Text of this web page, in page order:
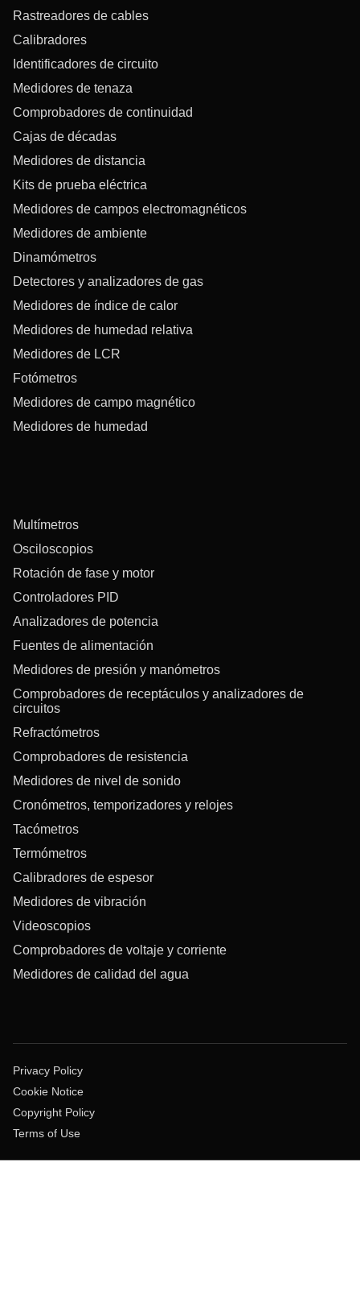
Rastreadores de cables
Calibradores
Identificadores de circuito
Medidores de tenaza
Comprobadores de continuidad
Cajas de décadas
Medidores de distancia
Kits de prueba eléctrica
Medidores de campos electromagnéticos
Medidores de ambiente
Dinamómetros
Detectores y analizadores de gas
Medidores de índice de calor
Medidores de humedad relativa
Medidores de LCR
Fotómetros
Medidores de campo magnético
Medidores de humedad
Multímetros
Osciloscopios
Rotación de fase y motor
Controladores PID
Analizadores de potencia
Fuentes de alimentación
Medidores de presión y manómetros
Comprobadores de receptáculos y analizadores de
circuitos
Refractómetros
Comprobadores de resistencia
Medidores de nivel de sonido
Cronómetros, temporizadores y relojes
Tacómetros
Termómetros
Calibradores de espesor
Medidores de vibración
Videoscopios
Comprobadores de voltaje y corriente
Medidores de calidad del agua
Privacy Policy
Cookie Notice
Copyright Policy
Terms of Use